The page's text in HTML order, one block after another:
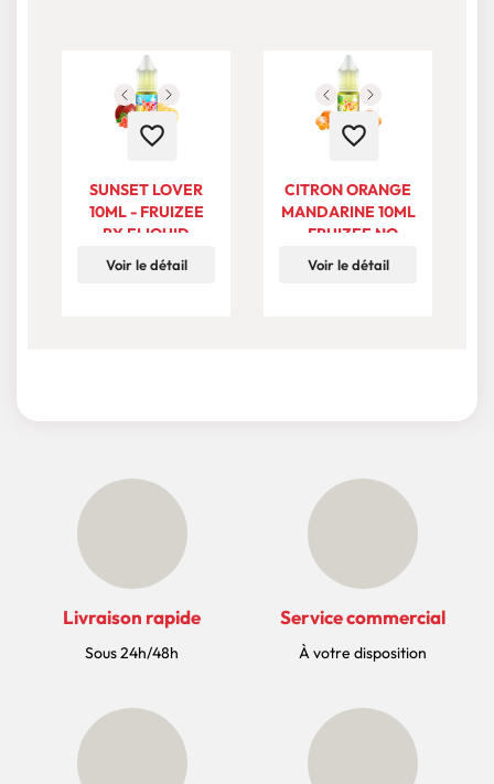
favorite_border
SUNSET LOVER
10ML - FRUIZEE
BY ELIQUID
FRANCE
Voir le détail
favorite_border
CITRON ORANGE
MANDARINE 10ML
- FRUIZEE NO
FRESH BY
Voir le détail
Livraison rapide
Sous 24h/48h
Service commercial
À votre disposition